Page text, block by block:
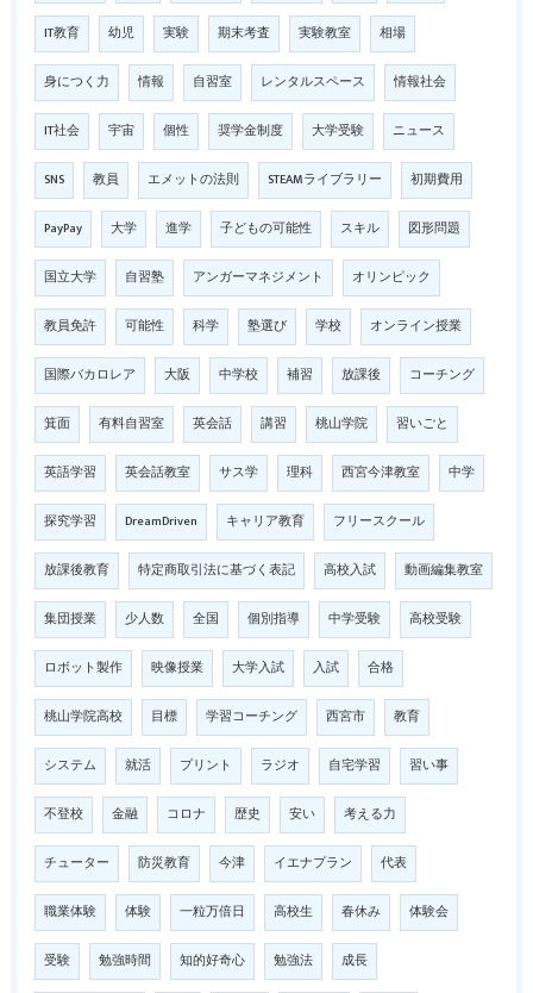
IT教育 幼児 実験 期末考査 実験教室 相場
身につく力 情報 自習室 レンタルスペース 情報社会
IT社会 宇宙 個性 奨学金制度 大学受験 ニュース
SNS 教員 エメットの法則 STEAMライブラリー 初期費用
PayPay 大学 進学 子どもの可能性 スキル 図形問題
国立大学 自習塾 アンガーマネジメント オリンピック
教員免許 可能性 科学 塾選び 学校 オンライン授業
国際バカロレア 大阪 中学校 補習 放課後 コーチング
箕面 有料自習室 英会話 講習 桃山学院 習いごと
英語学習 英会話教室 サス学 理科 西宮今津教室 中学
探究学習 DreamDriven キャリア教育 フリースクール
放課後教育 特定商取引法に基づく表記 高校入試 動画編集教室
集団授業 少人数 全国 個別指導 中学受験 高校受験
ロボット製作 映像授業 大学入試 入試 合格
桃山学院高校 目標 学習コーチング 西宮市 教育
システム 就活 プリント ラジオ 自宅学習 習い事
不登校 金融 コロナ 歴史 安い 考える力
チューター 防災教育 今津 イエナプラン 代表
職業体験 体験 一粒万倍日 高校生 春休み 体験会
受験 勉強時間 知的好奇心 勉強法 成長